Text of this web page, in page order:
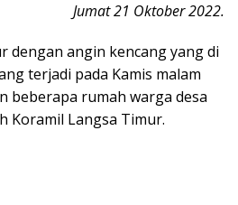
Jumat 21 Oktober 2022.
dengan angin kencang yang di
terjadi pada Kamis malam
beberapa rumah warga desa
Koramil Langsa Timur.